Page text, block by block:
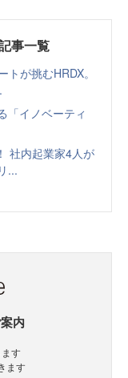
事一覧
が挑むHRDX。
「イノベーティ
社内起業家4人が
...
内
す
ます